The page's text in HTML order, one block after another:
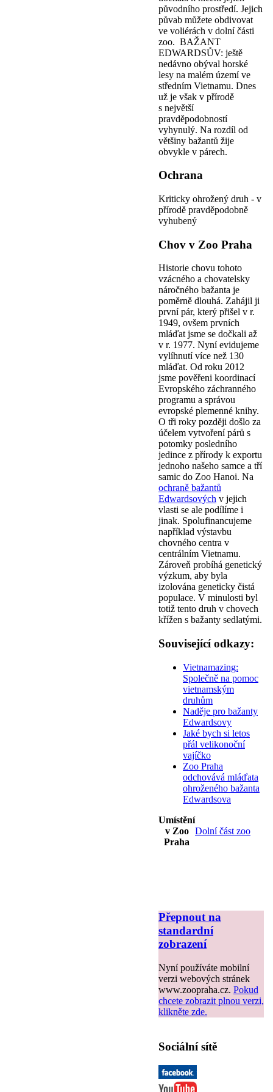
původního prostředí. Jejich
půvab můžete obdivovat
ve voliérách v dolní části
zoo. BAŽANT
EDWARDSŮV: ještě
nedávno obýval horské
lesy na malém území ve
středním Vietnamu. Dnes
už je však v přírodě
s největší
pravděpodobností
vyhynulý. Na rozdíl od
většiny bažantů žije
obvykle v párech.
Ochrana
Kriticky ohrožený druh - v
přírodě pravděpodobně
vyhubený
Chov v Zoo Praha
Historie chovu tohoto
vzácného a chovatelsky
náročného bažanta je
poměrně dlouhá. Zahájil ji
první pár, který přišel v r.
1949, ovšem prvních
mláďat jsme se dočkali až
v r. 1977. Nyní evidujeme
vylíhnutí více než 130
mláďat. Od roku 2012
jsme pověřeni koordinací
Evropského záchranného
programu a správou
evropské plemenné knihy.
O tři roky později došlo za
účelem vytvoření párů s
potomky posledního
jedince z přírody k exportu
jednoho našeho samce a tří
samic do Zoo Hanoi. Na
ochraně bažantů
Edwardsových v jejich
vlasti se ale podílíme i
jinak. Spolufinancujeme
například výstavbu
chovného centra v
centrálním Vietnamu.
Zároveň probíhá genetický
výzkum, aby byla
izolována geneticky čistá
populace. V minulosti byl
totiž tento druh v chovech
křížen s bažanty sedlatými.
Související odkazy:
Vietnamazing:
Společně na pomoc
vietnamským
druhům
Naděje pro bažanty
Edwardsovy
Jaké bych si letos
přál velikonoční
vajíčko
Zoo Praha
odchovává mláďata
ohroženého bažanta
Edwardsova
Umístění
v Zoo
Praha
Dolní část zoo
Přepnout na
standardní
zobrazení
Nyní používáte mobilní
verzi webových stránek
www.zoopraha.cz. Pokud
chcete zobrazit plnou verzi,
klikněte zde.
Sociální sítě